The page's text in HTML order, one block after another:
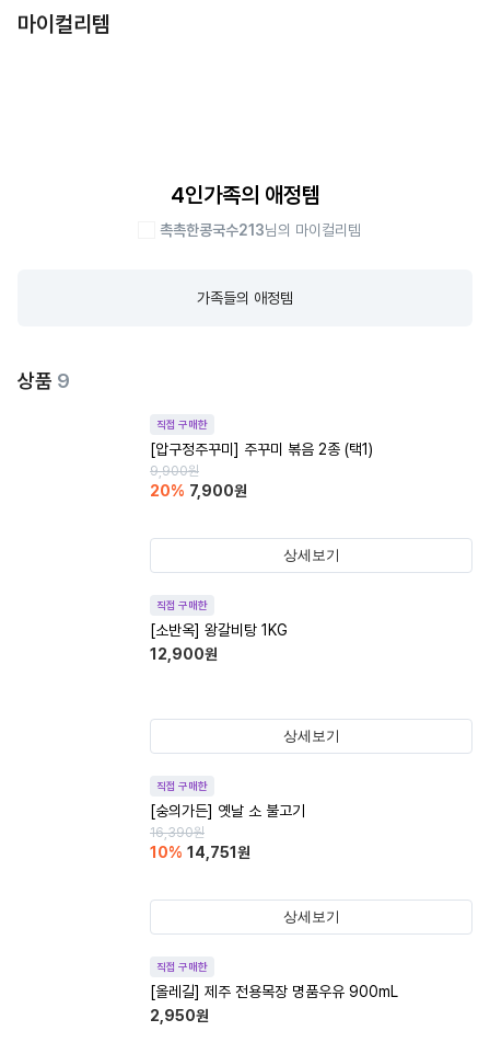
마이컬리템
4인가족의 애정템
촉촉한콩국수213님의 마이컬리템
가족들의 애정템
상품 9
직접 구매한
[압구정주꾸미] 주꾸미 볶음 2종 (택1)
9,900원
20% 7,900원
상세보기
직접 구매한
[소반옥] 왕갈비탕 1KG
12,900원
상세보기
직접 구매한
[숭의가든] 옛날 소 불고기
16,390원
10% 14,751 원
상세보기
직접 구매한
[올레길] 제주 전용목장 명품우유 900mL
2,950원